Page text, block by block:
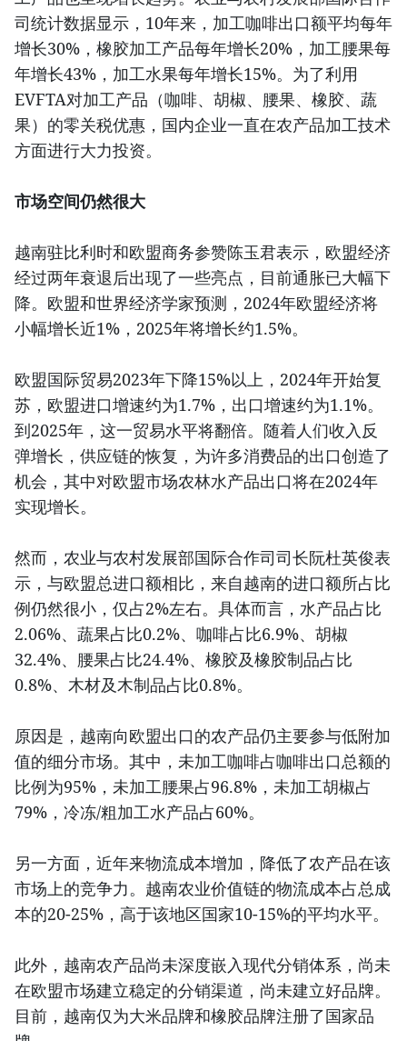
司统计数据显示，10年来，加工咖啡出口额平均每年
增长30%，橡胶加工产品每年增长20%，加工腰果每
年增长43%，加工水果每年增长15%。为了利用
EVFTA对加工产品（咖啡、胡椒、腰果、橡胶、蔬
果）的零关税优惠，国内企业一直在农产品加工技术
方面进行大力投资。
市场空间仍然很大
越南驻比利时和欧盟商务参赞陈玉君表示，欧盟经济
经过两年衰退后出现了一些亮点，目前通胀已大幅下
降。欧盟和世界经济学家预测，2024年欧盟经济将
小幅增长近1%，2025年将增长约1.5%。
欧盟国际贸易2023年下降15%以上，2024年开始复
苏，欧盟进口增速约为1.7%，出口增速约为1.1%。
到2025年，这一贸易水平将翻倍。随着人们收入反
弹增长，供应链的恢复，为许多消费品的出口创造了
机会，其中对欧盟市场农林水产品出口将在2024年
实现增长。
然而，农业与农村发展部国际合作司司长阮杜英俊表
示，与欧盟总进口额相比，来自越南的进口额所占比
例仍然很小，仅占2%左右。具体而言，水产品占比
2.06%、蔬果占比0.2%、咖啡占比6.9%、胡椒
32.4%、腰果占比24.4%、橡胶及橡胶制品占比
0.8%、木材及木制品占比0.8%。
原因是，越南向欧盟出口的农产品仍主要参与低附加
值的细分市场。其中，未加工咖啡占咖啡出口总额的
比例为95%，未加工腰果占96.8%，未加工胡椒占
79%，冷冻/粗加工水产品占60%。
另一方面，近年来物流成本增加，降低了农产品在该
市场上的竞争力。越南农业价值链的物流成本占总成
本的20-25%，高于该地区国家10-15%的平均水平。
此外，越南农产品尚未深度嵌入现代分销体系，尚未
在欧盟市场建立稳定的分销渠道，尚未建立好品牌。
目前，越南仅为大米品牌和橡胶品牌注册了国家品